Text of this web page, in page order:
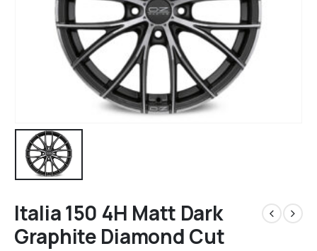
Italia 150 4H Matt Dark
Graphite Diamond Cut